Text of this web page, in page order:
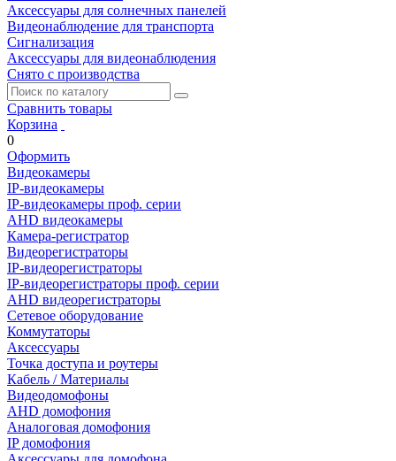
Аксессуары для солнечных панелей
Видеонаблюдение для транспорта
Сигнализация
Аксессуары для видеонаблюдения
Снято с производства
Сравнить товары
Корзина
0
Оформить
Видеокамеры
IP-видеокамеры
IP-видеокамеры проф. серии
AHD видеокамеры
Камера-регистратор
Видеорегистраторы
IP-видеорегистраторы
IP-видеорегистраторы проф. серии
AHD видеорегистраторы
Сетевое оборудование
Коммутаторы
Аксессуары
Точка доступа и роутеры
Кабель / Материалы
Видеодомофоны
AHD домофония
Аналоговая домофония
IP домофония